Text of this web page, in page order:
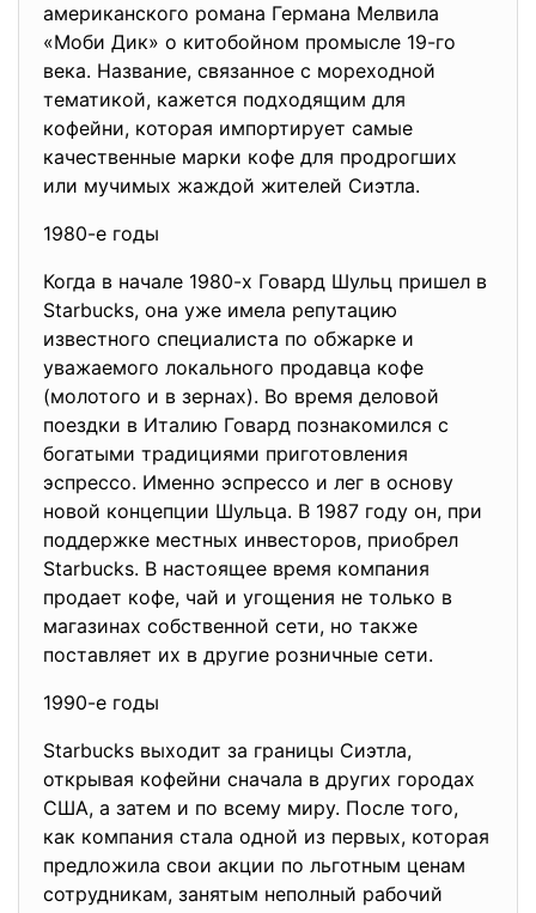
американского романа Германа Мелвила
«Моби Дик» о китобойном промысле 19-го
века. Название, связанное с мореходной
тематикой, кажется подходящим для
кофейни, которая импортирует самые
качественные марки кофе для продрогших
или мучимых жаждой жителей Сиэтла.
1980-е годы
Когда в начале 1980-х Говард Шульц пришел в
Starbucks, она уже имела репутацию
известного специалиста по обжарке и
уважаемого локального продавца кофе
(молотого и в зернах). Во время деловой
поездки в Италию Говард познакомился с
богатыми традициями приготовления
эспрессо. Именно эспрессо и лег в основу
новой концепции Шульца. В 1987 году он, при
поддержке местных инвесторов, приобрел
Starbucks. В настоящее время компания
продает кофе, чай и угощения не только в
магазинах собственной сети, но также
поставляет их в другие розничные сети.
1990-е годы
Starbucks выходит за границы Сиэтла,
открывая кофейни сначала в других городах
США, а затем и по всему миру. После того,
как компания стала одной из первых, которая
предложила свои акции по льготным ценам
сотрудникам, занятым неполный рабочий